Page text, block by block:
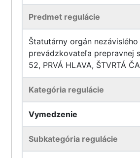
Predmet regulácie
Štatutárny orgán nezávislého
prevádzkovateľa prepravnej
52, PRVÁ HLAVA, ŠTVRTÁ
Kategória regulácie
Vymedzenie
Subkategória regulácie